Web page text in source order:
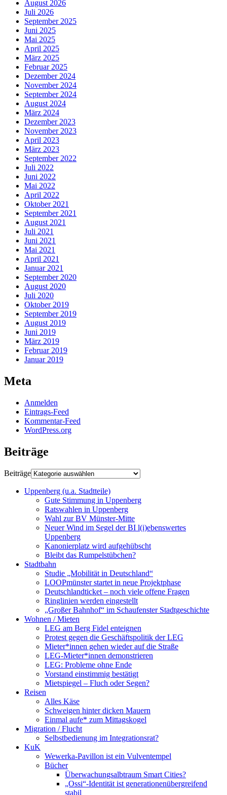
August 2026
Juli 2026
September 2025
Juni 2025
Mai 2025
April 2025
März 2025
Februar 2025
Dezember 2024
November 2024
September 2024
August 2024
März 2024
Dezember 2023
November 2023
April 2023
März 2023
September 2022
Juli 2022
Juni 2022
Mai 2022
April 2022
Oktober 2021
September 2021
August 2021
Juli 2021
Juni 2021
Mai 2021
April 2021
Januar 2021
September 2020
August 2020
Juli 2020
Oktober 2019
September 2019
August 2019
Juni 2019
März 2019
Februar 2019
Januar 2019
Meta
Anmelden
Eintrags-Feed
Kommentar-Feed
WordPress.org
Beiträge
Beiträge
Uppenberg (u.a. Stadtteile)
Gute Stimmung in Uppenberg
Ratswahlen in Uppenberg
Wahl zur BV Münster-Mitte
Neuer Wind im Segel der BI l(i)ebenswertes
Uppenberg
Kanonierplatz wird aufgehübscht
Bleibt das Rumpelstübchen?
Stadtbahn
Studie „Mobilität in Deutschland“
LOOPmünster startet in neue Projektphase
Deutschlandticket – noch viele offene Fragen
Ringlinien werden eingestellt
„Großer Bahnhof“ im Schaufenster Stadtgeschichte
Wohnen / Mieten
LEG am Berg Fidel enteignen
Protest gegen die Geschäftspolitik der LEG
Mieter*innen gehen wieder auf die Straße
LEG-Mieter*innen demonstrieren
LEG: Probleme ohne Ende
Vorstand einstimmig bestätigt
Mietspiegel – Fluch oder Segen?
Reisen
Alles Käse
Schweigen hinter dicken Mauern
Einmal aufe* zum Mittagskogel
Migration / Flucht
Selbstbedienung im Integrationsrat?
KuK
Wewerka-Pavillon ist ein Vulventempel
Bücher
Überwachungsalbtraum Smart Cities?
„Ossi“-Identität ist generationenübergreifend
stabil